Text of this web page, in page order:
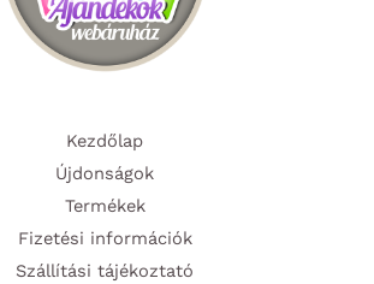
Kezdőlap
Újdonságok
Termékek
Fizetési információk
Szállítási tájékoztató